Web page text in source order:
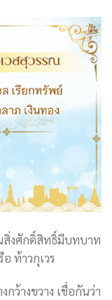
สิ่งศักดิ์สิทธิ์มีบทบาท
ท้าวกุเวร
ว้างขวาง เชื่อกันว่า